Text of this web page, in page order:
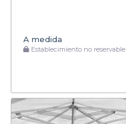
A medida
Establecimiento no reservable